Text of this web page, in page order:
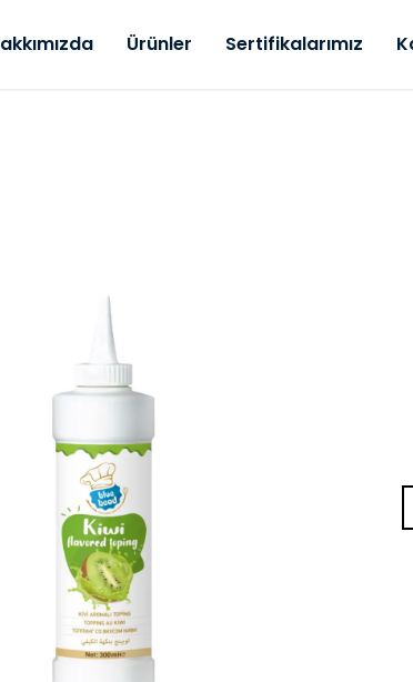
Ürünler Sertifikalarımız